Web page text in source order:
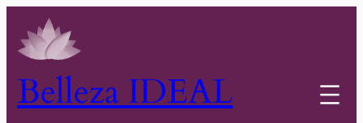
Belleza IDEAL